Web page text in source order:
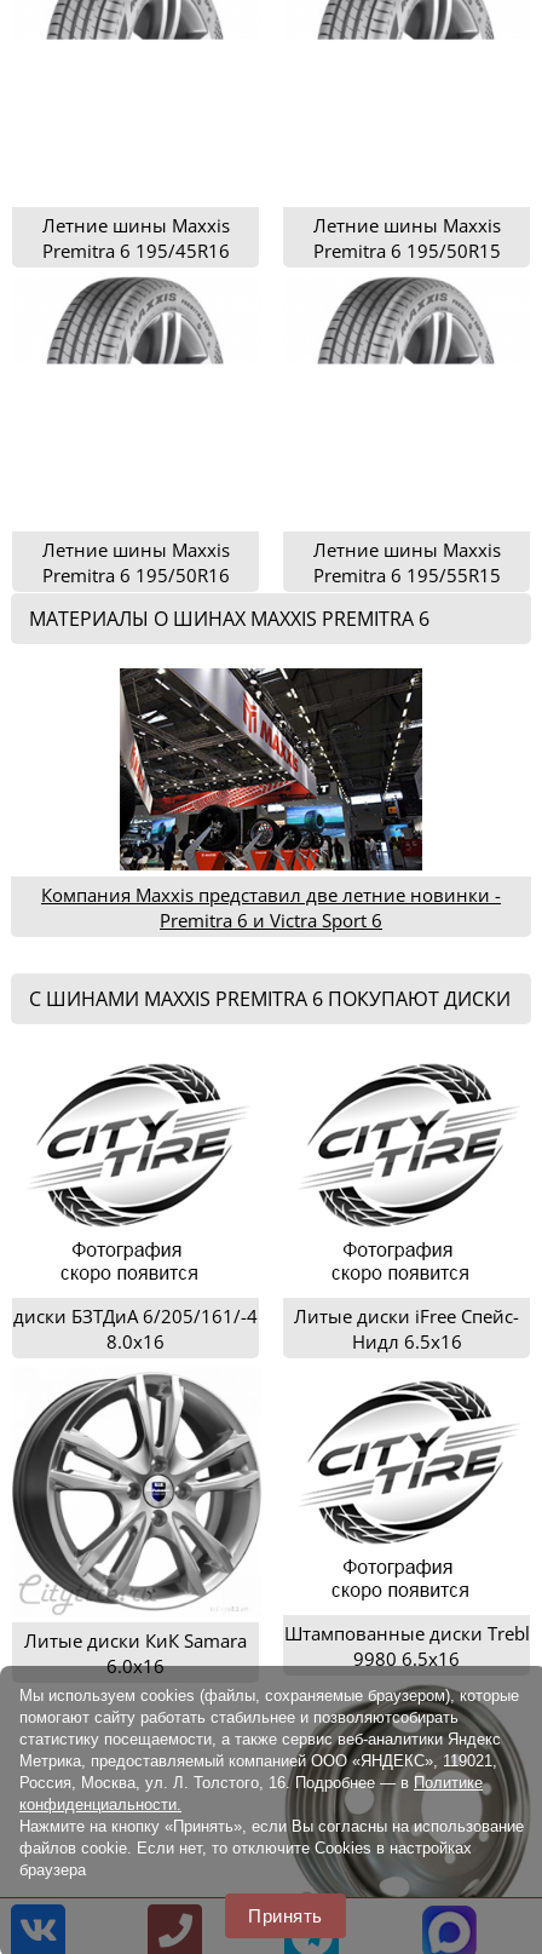
Летние шины Maxxis
Premitra 6 195/45R16
Летние шины Maxxis
Premitra 6 195/50R15
Летние шины Maxxis
Premitra 6 195/50R16
Летние шины Maxxis
Premitra 6 195/55R15
МАТЕРИАЛЫ О ШИНАХ MAXXIS PREMITRA 6
Компания Maxxis представил две летние новинки -
Premitra 6 и Victra Sport 6
С ШИНАМИ MAXXIS PREMITRA 6 ПОКУПАЮТ ДИСКИ
диски БЗТДиА 6/205/161/-4
8.0x16
Литые диски iFree Спейс-
Нидл 6.5x16
Литые диски КиК Samara
6.0x16
Штампованные диски Trebl
9980 6.5x16
Мы используем cookies (файлы, сохраняемые браузером), которые
помогают сайту работать стабильнее и позволяютсобирать
статистику посещаемости, а также сервис веб-аналитики Яндекс
Метрика, предоставляемый компанией ООО «ЯНДЕКС», 119021,
Россия, Москва, ул. Л. Толстого, 16. Подробнее — в Политике
конфиденциальности.
Нажмите на кнопку «Принять», если Вы согласны на использование
файлов cookie. Если нет, то отключите Cookies в настройках
браузера
Принять